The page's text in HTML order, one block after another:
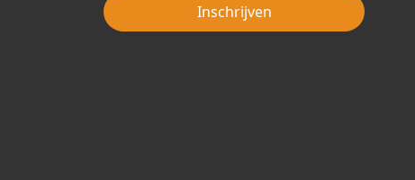
Inschrijven